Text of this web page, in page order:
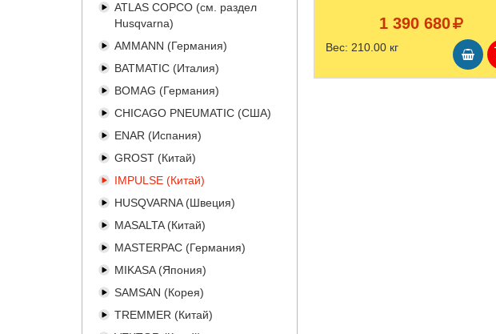
ATLAS COPCO (см. раздел
Husqvarna)
AMMANN (Германия)
BATMATIC (Италия)
BOMAG (Германия)
CHICAGO PNEUMATIC (США)
ENAR (Испания)
GROST (Китай)
IMPULSE (Китай)
HUSQVARNA (Швеция)
MASALTA (Китай)
MASTERPAC (Германия)
MIKASA (Япония)
SAMSAN (Корея)
TREMMER (Китай)
1 390 680
Вес: 210.00 кг